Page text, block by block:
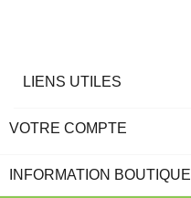
LIENS UTILES
VOTRE COMPTE
INFORMATION BOUTIQUE